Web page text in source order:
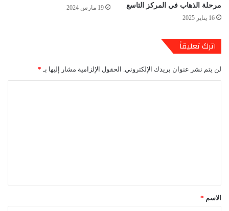
مرحلة الذهاب في المركز التاسع
16 يناير 2025
19 مارس 2024
اترك تعليقاً
لن يتم نشر عنوان بريدك الإلكتروني. الحقول الإلزامية مشار إليها بـ *
*الاسم *